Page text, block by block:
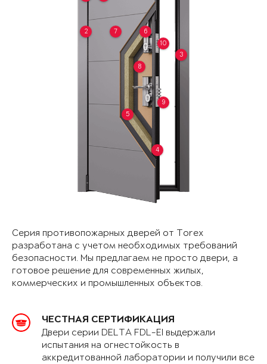
2
3
4
5
6
7
8
9
10
Серия противопожарных дверей от Torex
разработана с учетом необходимых требований
безопасности. Мы предлагаем не просто двери, а
готовое решение для современных жилых,
коммерческих и промышленных объектов.
ЧЕСТНАЯ СЕРТИФИКАЦИЯ
Двери серии DELTA FDL-EI выдержали
испытания на огнестойкость в
аккредитованной лаборатории и получили все